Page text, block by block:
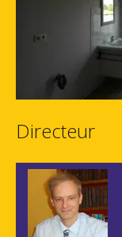
Directeur